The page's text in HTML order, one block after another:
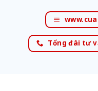
Tổng đài tư